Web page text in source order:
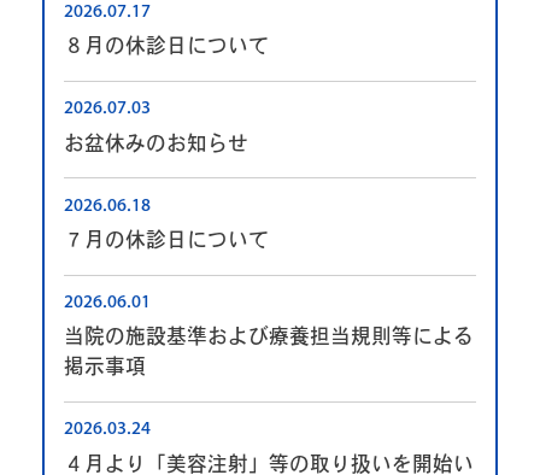
８月の休診日について
2026.07.17
お盆休みのお知らせ
2026.07.03
７月の休診日について
2026.06.18
当院の施設基準および療養担当規則等による
掲示事項
2026.06.01
４月より「美容注射」等の取り扱いを開始い
2026.03.24